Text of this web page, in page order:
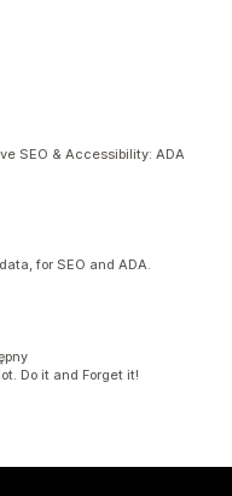
SEO & Accessibility: ADA
for SEO and ADA.
Do it and Forget it!